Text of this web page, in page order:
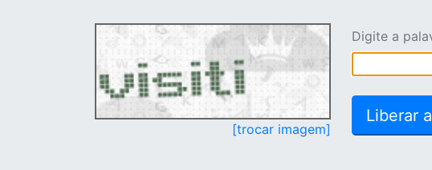
[trocar imagem]
Digite a